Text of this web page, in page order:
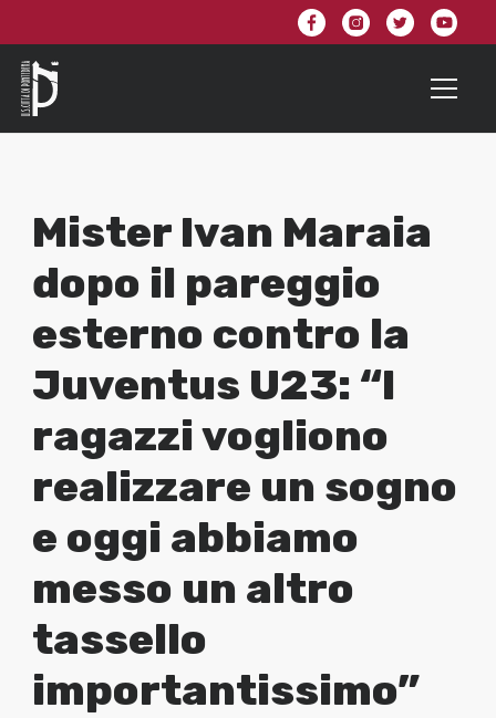
Mister Ivan Maraia
dopo il pareggio
esterno contro la
Juventus U23: “I
ragazzi vogliono
realizzare un sogno
e oggi abbiamo
messo un altro
tassello
importantissimo”